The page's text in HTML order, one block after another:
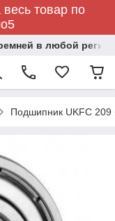
товар по
в любой регион
Подшипник UKFC 209